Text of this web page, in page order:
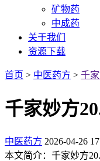
矿物药
中成药
关于我们
资源下载
首页 > 中医药方 > 千
千家妙方
中医药方 2026-04-26
本文简介：千家妙方